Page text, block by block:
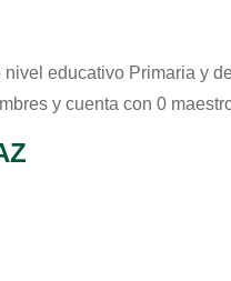
nivel educativo Primaria y
y cuenta con 0